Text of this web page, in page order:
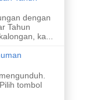
dengan
Tahun
ka...
tombol